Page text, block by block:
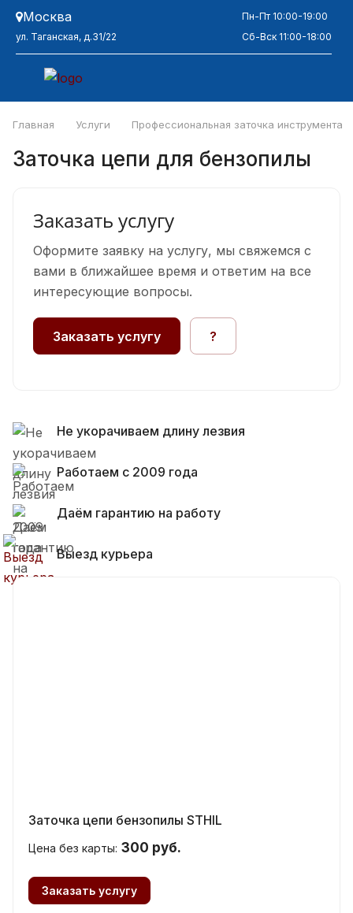
Москва
ул. Таганская, д.31/22
Пн-Пт 10:00-19:00
Сб-Вск 11:00-18:00
Главная Услуги Профессиональная заточка инструмента
Заточка цепи для бензопилы
Заказать услугу
Оформите заявку на услугу, мы свяжемся с
вами в ближайшее время и ответим на все
интересующие вопросы.
Заказать услугу ?
Не укорачиваем длину лезвия
Работаем с 2009 года
Даём гарантию на работу
Выезд курьера
Заточка цепи бензопилы STHIL
Цена без карты: 300 руб.
Заказать услугу